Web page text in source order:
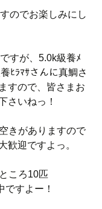
のでお楽しみにし
すが、5.0k級養ﾒ
ﾋﾗﾏｻさんに真鯛さ
すので、皆さまお
さいねっ！
きがありますので
歓迎ですよっ。
ころ10匹
ですよー！